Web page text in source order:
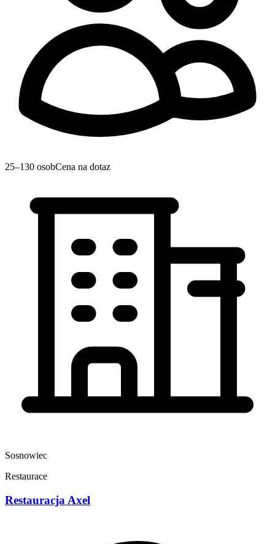
25–130 osobCena na dotaz
Sosnowiec
Restaurace
Restauracja Axel